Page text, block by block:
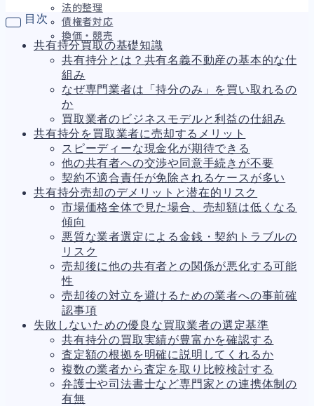
法的整理
債権者対応
換価・競売
財務
696
資金繰り
融資308
資産売却195
法務
1,098
差押・強制執行231
法令違反・行政処分317
訴訟・不正279
損害賠償・知的財産271
157
ガバナンス90
再建準備
人事労務570
人件費
労働問題274
労災・ハラスメント
解雇・退職130
事業運営391
品質・リコール48
情報漏洩・サイバー272
事業再編71
699
目次
共有持分買取の基礎知識
共有持分とは？共有名義不動産の基本的な仕
組み
なぜ専門業者は「持分のみ」を買い取れるの
か
買取業者のビジネスモデルと利益の仕組み
共有持分を買取業者に売却するメリット
スピーディーな現金化が期待できる
他の共有者への交渉や同意手続きが不要
契約不適合責任が免除されるケースが多い
共有持分売却のデメリットと潜在的リスク
市場価格全体で見た場合、売却額は低くなる
傾向
悪質な業者選定による金銭・契約トラブルの
リスク
売却後に他の共有者との関係が悪化する可能
性
売却後の対立を避けるための業者への事前確
認事項
失敗しないための優良な買取業者の選定基準
共有持分の買取実績が豊富かを確認する
査定額の根拠を明確に説明してくれるか
複数の業者から査定を取り比較検討する
弁護士や司法書士など専門家との連携体制の
有無